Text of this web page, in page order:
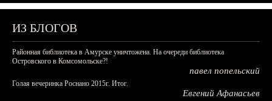
ИЗ БЛОГОВ
Районная библиотека в Амурске уничтожена. На очереди библиотека
Островского в Комсомольске?!
павел попельский
Голая вечеринка Роснано 2015г. Итог.
Евгений Афанасьев